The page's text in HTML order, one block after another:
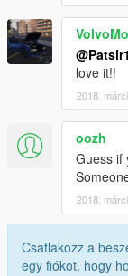
love it!!
2018.
oozh
Guess if
2018.
Csatlakozz a
egy fiókot, hogy